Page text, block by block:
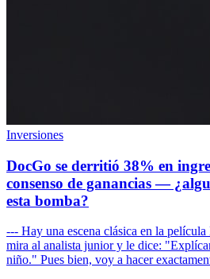
Inversiones
DocGo se derritió 38% en
consenso de ganancias —
esta bomba?
--- Hay una escena clásica en la
mira al analista junior y le dice:
niño." Pues bien, voy a hacer